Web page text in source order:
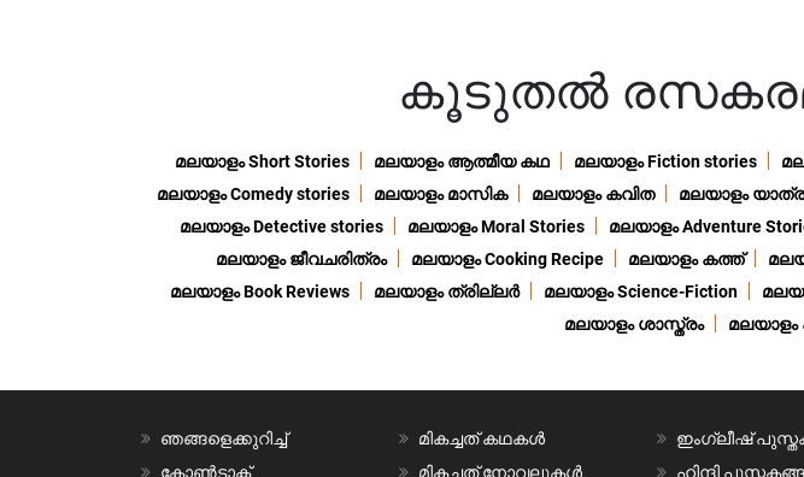
കൂടുതൽ
മലയാളം Short Stories മലയാളം ആത്മീയ കഥ മലയാളം Fiction stories
മലയാളം Comedy stories
മലയാളം മാസിക മലയാളം കവിത മലയാളം
മലയാളം Detective stories
മലയാളം Moral Stories മലയാളം Adventure
മലയാളം ജീവചരിത്രം
മലയാളം Cooking Recipe മലയാളം കത്ത്
മലയാളം Book Reviews
മലയാളം ത്രില്ലർ മലയാളം Science-Fiction
മലയാളം ശാസ്ത്രം
ഞങ്ങളെക്കുറിച്ച്
കോൺടാക്റ്റ്
മികച്ചത് കഥകൾ
മികച്ചത് നോവലുകൾ
ഇംഗ്ലീഷ്
ഹിന്ദി